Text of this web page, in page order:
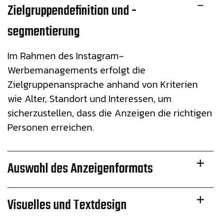
Zielgruppendefinition und -
segmentierung
Im Rahmen des Instagram-
Werbemanagements erfolgt die
Zielgruppenansprache anhand von Kriterien
wie Alter, Standort und Interessen, um
sicherzustellen, dass die Anzeigen die richtigen
Personen erreichen.
Auswahl des Anzeigenformats
Visuelles und Textdesign